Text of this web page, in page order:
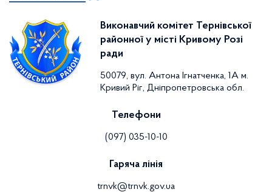
Виконавчий комітет Тернівської
районної у місті Кривому Розі
ради
50079, вул. Антона Ігнатченка, 1А м.
Кривий Ріг, Дніпропетровська обл.
Телефони
(097) 035-10-10
Гаряча лінія
trnvk@trnvk.gov.ua